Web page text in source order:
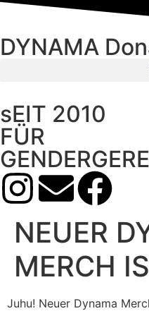
DYNAMA
sEIT 2010
FÜR
NEUER
MERCH
Juhu! Neuer Dynama